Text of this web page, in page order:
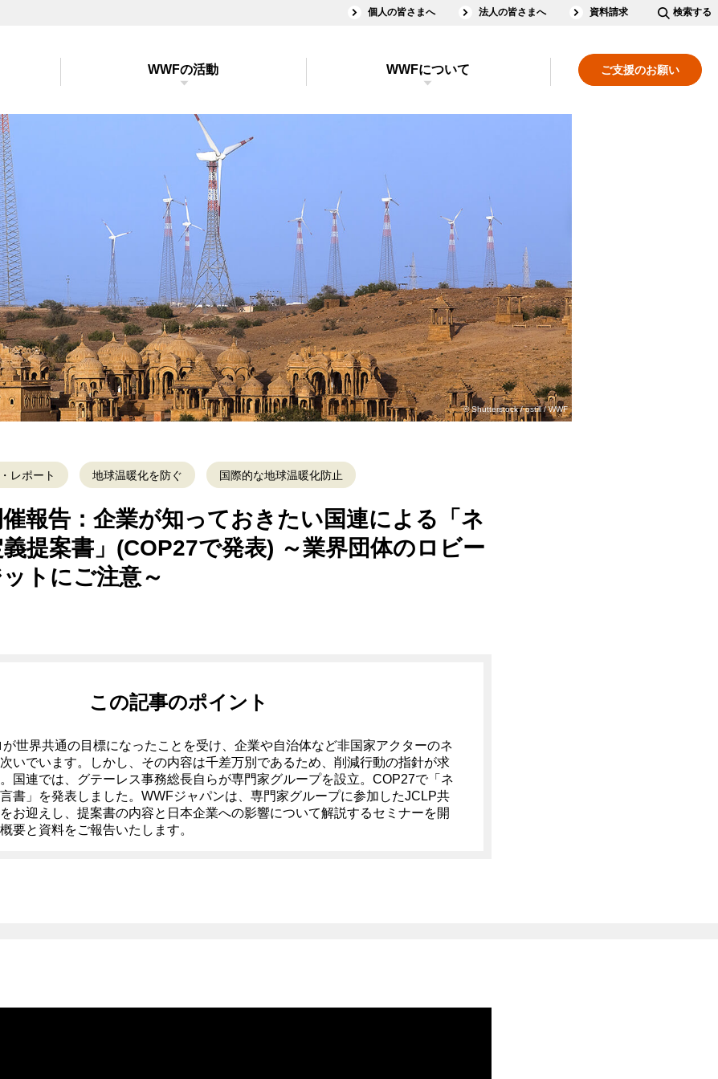
個人の皆さまへ 法人の皆さまへ 資料請求 検索する
ご支援のお願い
WWFの活動 WWFについて
© Shutterstock / ostill / WWF
レポート 地球温暖化を防ぐ 国際的な地球温暖化防止
報告：企業が知っておきたい国連による「ネ
提案書」(COP27で発表) ～業界団体のロビー
トにご注意～
この記事のポイント
世界共通の目標になったことを受け、企業や自治体など非国家アクターのネ
いでいます。しかし、その内容は千差万別であるため、削減行動の指針が求
国連では、グテーレス事務総長自らが専門家グループを設立。COP27で「ネ
書」を発表しました。WWFジャパンは、専門家グループに参加したJCLP共
お迎えし、提案書の内容と日本企業への影響について解説するセミナーを開
要と資料をご報告いたします。